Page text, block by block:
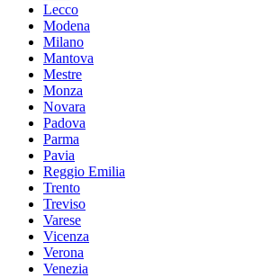
Lecco
Modena
Milano
Mantova
Mestre
Monza
Novara
Padova
Parma
Pavia
Reggio Emilia
Trento
Treviso
Varese
Vicenza
Verona
Venezia